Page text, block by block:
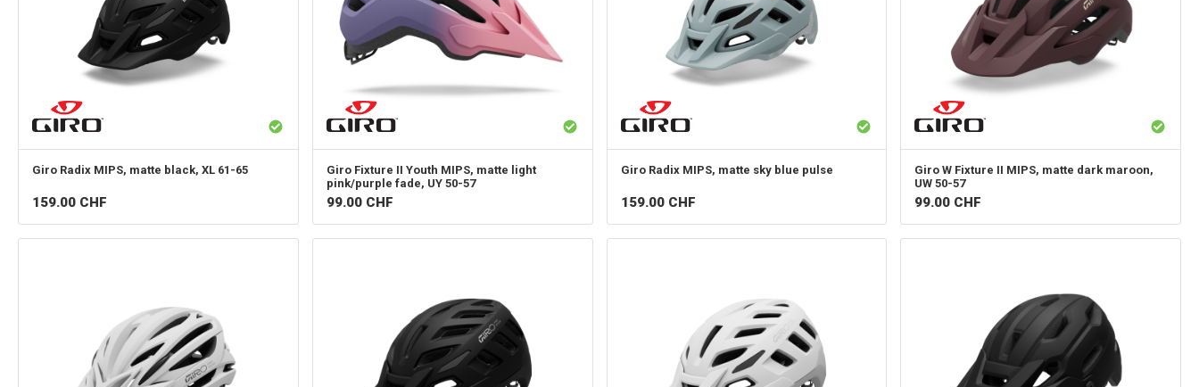
Giro Radix MIPS, matte black, XL 61-65
159.00 CHF
Giro Fixture II Youth MIPS, matte light
pink/purple fade, UY 50-57
99.00 CHF
Giro Radix MIPS, matte sky blue pulse
159.00 CHF
Giro W Fixture II MIPS, matte dark maroon,
UW 50-57
99.00 CHF